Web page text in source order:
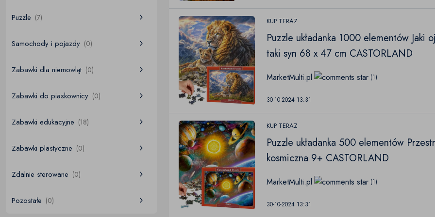
Puzzle (7)
Samochody i pojazdy (0)
Zabawki dla niemowląt (0)
Zabawki do piaskownicy (0)
Zabawki edukacyjne (18)
Zabawki plastyczne (0)
Zdalnie sterowane (0)
Pozostałe (0)
KUP TERAZ
Puzzle układanka 1000 elementów Jaki
taki syn 68 x 47 cm CASTORLAND
MarketMulti.pl (1)
30-10-2024 13:31
KUP TERAZ
Puzzle układanka 500 elementów
kosmiczna 9+ CASTORLAND
MarketMulti.pl (1)
30-10-2024 13:31